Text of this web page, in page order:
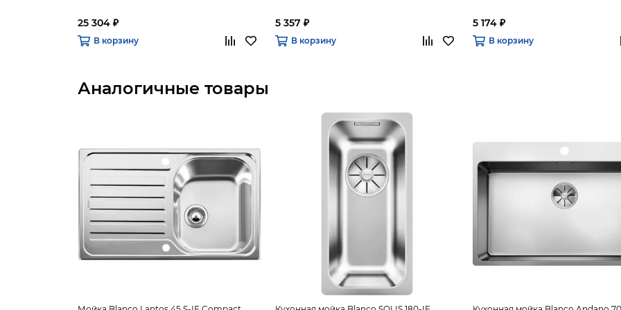
25 304 ₽
В корзину
5 357 ₽
В корзину
5 174 ₽
В корзину
Аналогичные товары